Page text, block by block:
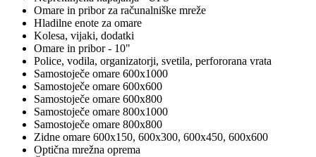
Omare in pribor za računalniške mreže
Hladilne enote za omare
Kolesa, vijaki, dodatki
Omare in pribor - 10"
Police, vodila, organizatorji, svetila, perfororana vrata
Samostoječe omare 600x1000
Samostoječe omare 600x600
Samostoječe omare 600x800
Samostoječe omare 800x1000
Samostoječe omare 800x800
Zidne omare 600x150, 600x300, 600x450, 600x600
Optična mrežna oprema